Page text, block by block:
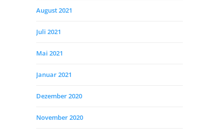
August 2021
Juli 2021
Mai 2021
Januar 2021
Dezember 2020
November 2020